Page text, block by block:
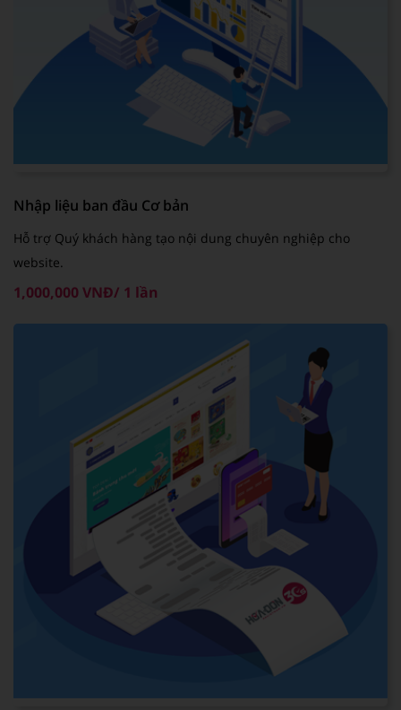
Nhập liệu ban đầu Cơ bản
Hỗ trợ Quý khách hàng tạo nội dung chuyên nghiệp cho
website.
1,000,000 VNĐ/ 1 lần